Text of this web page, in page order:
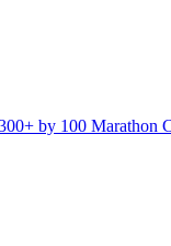
by 100 Marathon